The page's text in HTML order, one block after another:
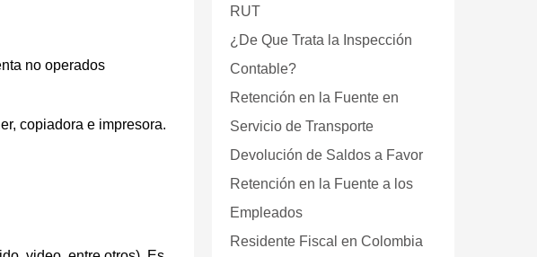
no operados
copiadora e impresora.
RUT
¿De Que Trata la Inspección
Contable?
Retención en la Fuente en
Servicio de Transporte
Devolución de Saldos a Favor
Retención en la Fuente a los
Empleados
Residente Fiscal en Colombia